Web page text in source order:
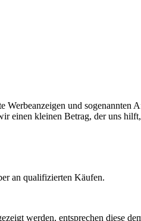
Werbeanzeigen und
einen kleinen Betrag, der uns
an qualifizierten Käufen.
werden, entsprechen diese